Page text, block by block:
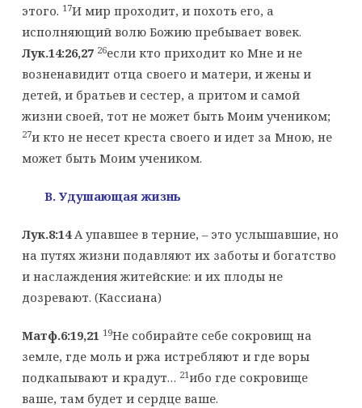
этого. 17И мир проходит, и похоть его, а
исполняющий волю Божию пребывает вовек.
Лук.14:26,27 26если кто приходит ко Мне и не
возненавидит отца своего и матери, и жены и
детей, и братьев и сестер, а притом и самой
жизни своей, тот не может быть Моим учеником;
27и кто не несет креста своего и идет за Мною, не
может быть Моим учеником.
B. Удушающая жизнь
Лук.8:14A упавшее в терние, – это услышавшие, но
на путях жизни подавляют их заботы и богатство
и наслаждения житейские: и их плоды не
дозревают. (Кассиана)
Матф.6:19,21 19Не собирайте себе сокровищ на
земле, где моль и ржа истребляют и где воры
подкапывают и крадут… 21ибо где сокровище
ваше, там будет и сердце ваше.